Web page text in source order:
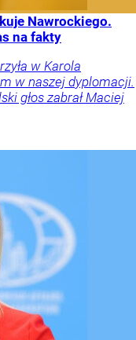
Nawrockiego.
na fakty
w Karola
w naszej dyplomacji.
głos zabrał Maciej